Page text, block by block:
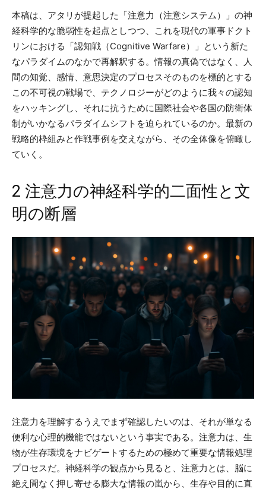
本稿は、アタリが提起した「注意力（注意システム）」の神
経科学的な脆弱性を起点としつつ、これを現代の軍事ドクト
リンにおける「認知戦（Cognitive Warfare）」という新た
なパラダイムのなかで再解釈する。情報の真偽ではなく、人
間の知覚、感情、意思決定のプロセスそのものを標的とする
この不可視の戦場で、テクノロジーがどのように我々の認知
をハッキングし、それに抗うために国際社会や各国の防衛体
制がいかなるパラダイムシフトを迫られているのか。最新の
戦略的枠組みと作戦事例を交えながら、その全体像を俯瞰し
ていく。
2 注意力の神経科学的二面性と文
明の断層
注意力を理解するうえでまず確認したいのは、それが単なる
便利な心理的機能ではないという事実である。注意力は、生
物が生存環境をナビゲートするための極めて重要な情報処理
プロセスだ。神経科学の観点から見ると、注意力とは、脳に
絶え間なく押し寄せる膨大な情報の嵐から、生存や目的に直